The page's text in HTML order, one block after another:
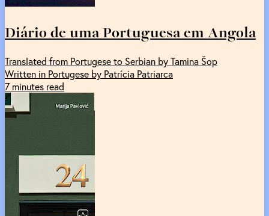
Diário de uma Portuguesa em Angola
Translated from Portugese to Serbian by Tamina Šop
Written in Portugese by Patrícia Patriarca
7 minutes read